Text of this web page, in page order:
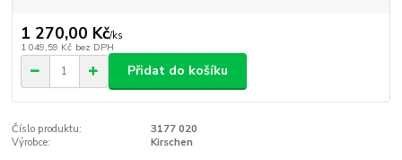
1 270,00 Kč/ks
1 049,59 Kč bez DPH
Přidat do košíku
Číslo produktu:
3177 020
Výrobce:
Kirschen